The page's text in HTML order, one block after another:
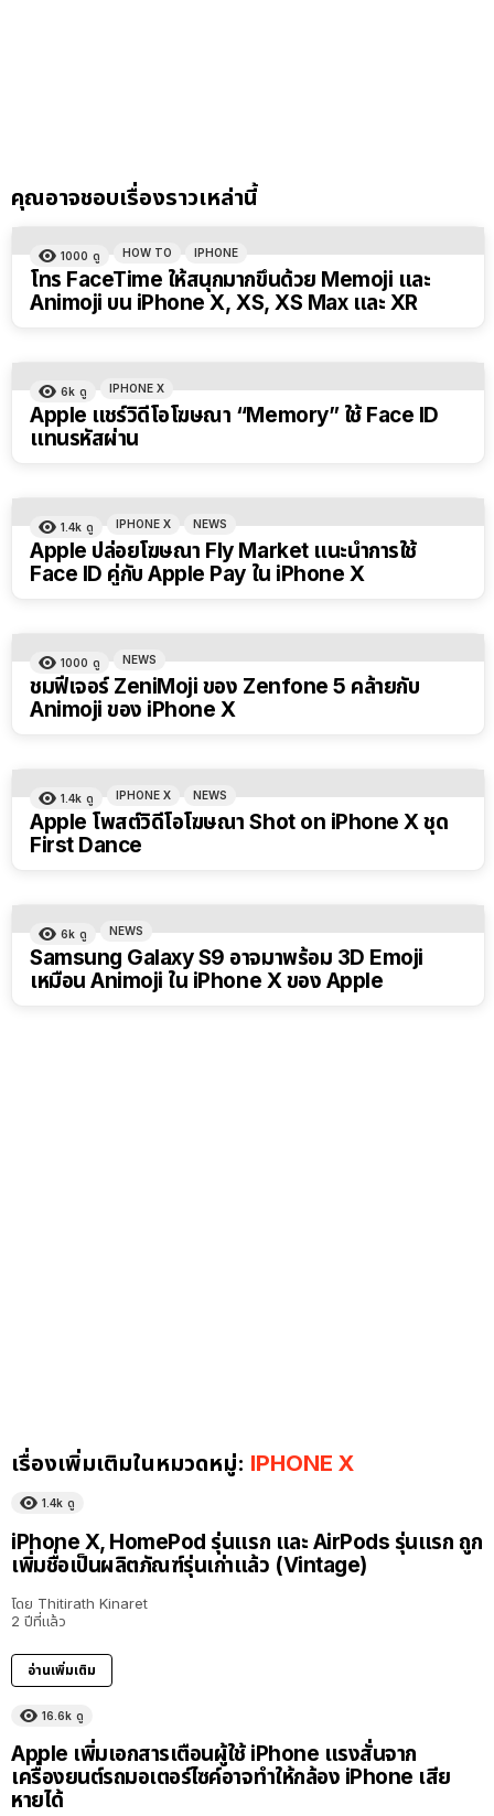
คุณอาจชอบเรื่องราวเหล่านี้
1000 ดู HOW TO IPHONE
โทร FaceTime ให้สนุกมากขึ้นด้วย Memoji และ
Animoji บน iPhone X, XS, XS Max และ XR
6k ดู IPHONE X
Apple แชร์วิดีโอโฆษณา “Memory” ใช้ Face ID
แทนรหัสผ่าน
1.4k ดู IPHONE X NEWS
Apple ปล่อยโฆษณา Fly Market แนะนำการใช้
Face ID คู่กับ Apple Pay ใน iPhone X
1000 ดู NEWS
ชมฟีเจอร์ ZeniMoji ของ Zenfone 5 คล้ายกับ
Animoji ของ iPhone X
1.4k ดู IPHONE X NEWS
Apple โพสต์วิดีโอโฆษณา Shot on iPhone X ชุด
First Dance
6k ดู NEWS
Samsung Galaxy S9 อาจมาพร้อม 3D Emoji
เหมือน Animoji ใน iPhone X ของ Apple
เรื่องเพิ่มเติมในหมวดหมู่: IPHONE X
1.4k ดู
iPhone X, HomePod รุ่นแรก และ AirPods รุ่นแรก ถูก
เพิ่มชื่อเป็นผลิตภัณฑ์รุ่นเก่าแล้ว (Vintage)
โดย Thitirath Kinaret
2 ปีที่แล้ว
อ่านเพิ่มเติม
16.6k ดู
Apple เพิ่มเอกสารเตือนผู้ใช้ iPhone แรงสั่นจาก
เครื่องยนต์รถมอเตอร์ไซค์อาจทำให้กล้อง iPhone เสีย
หายได้